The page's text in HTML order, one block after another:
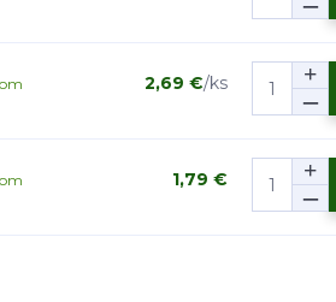
2,69 €/ks
1,79 €